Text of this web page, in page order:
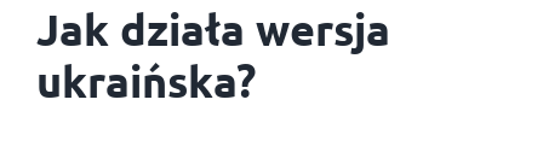
Jak działa wersja
ukraińska?